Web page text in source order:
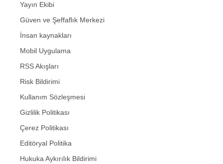
Yayın Ekibi
Güven ve Şeffaflık Merkezi
İnsan kaynakları
Mobil Uygulama
RSS Akışları
Risk Bildirimi
Kullanım Sözleşmesi
Gizlilik Politikası
Çerez Politikası
Editöryal Politika
Hukuka Aykırılık Bildirimi